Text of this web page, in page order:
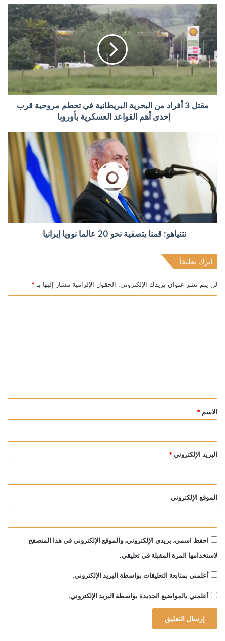
مقتل 3 أفراد من البحرية البريطانية في تحطم مروحية قرب
إحدى أهم القواعد العسكرية بأوروبا
نتنياهو: قمنا بتصفية نحو 20 عالما نوويا إيرانيا
اترك تعليقاً
لن يتم نشر عنوان بريدك الإلكتروني. الحقول الإلزامية مشار إليها بـ *
*
الاسم *
البريد الإلكتروني *
الموقع الإلكتروني
احفظ اسمي، بريدي الإلكتروني، والموقع الإلكتروني في هذا المتصفح
لاستخدامها المرة المقبلة في تعليقي.
أعلمني بمتابعة التعليقات بواسطة البريد الإلكتروني.
أعلمني بالمواضيع الجديدة بواسطة البريد الإلكتروني.